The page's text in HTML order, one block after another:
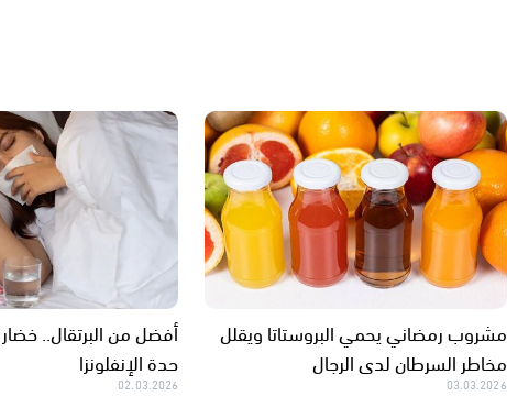
مشروب رمضاني يحمي البروستاتا ويقلل
مخاطر السرطان لدى الرجال
03.03.2026
أفضل من البرتقال..
حدة الإنفلونزا
02.03.2026